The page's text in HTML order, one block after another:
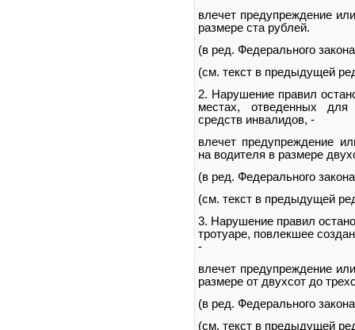
влечет предупреждение
размере ста рублей.
(в ред. Федерального
(см. текст в предыдущей
2. Нарушение правил
местах, отведенных для
средств инвалидов, -
влечет предупреждение
на водителя в размере
(в ред. Федерального
(см. текст в предыдущей
3. Нарушение правил
тротуаре, повлекшее
-
влечет предупреждение
размере от двухсот до
(в ред. Федерального
(см. текст в предыдущей